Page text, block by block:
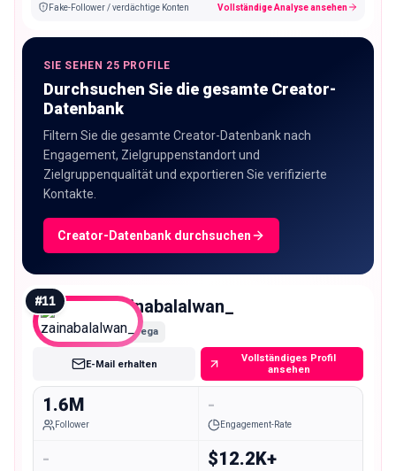
Fake-Follower / verdächtige Konten Vollständige Analyse ansehen
SIE SEHEN 25 PROFILE
Durchsuchen Sie die gesamte Creator-
Datenbank
Filtern Sie die gesamte Creator-Datenbank nach
Engagement, Zielgruppenstandort und
Zielgruppenqualität und exportieren Sie verifizierte
Kontakte.
Creator-Datenbank durchsuchen
#11 zainabalalwan_
Mega
E-Mail erhalten
Vollständiges Profil
ansehen
1.6M
Follower
-
Engagement-Rate
- $12.2K+